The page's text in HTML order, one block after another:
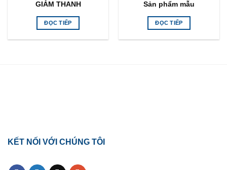
GIẢM THANH
ĐỌC TIẾP
Sản phẩm mẫu
ĐỌC TIẾP
KẾT NỐI VỚI CHÚNG TÔI